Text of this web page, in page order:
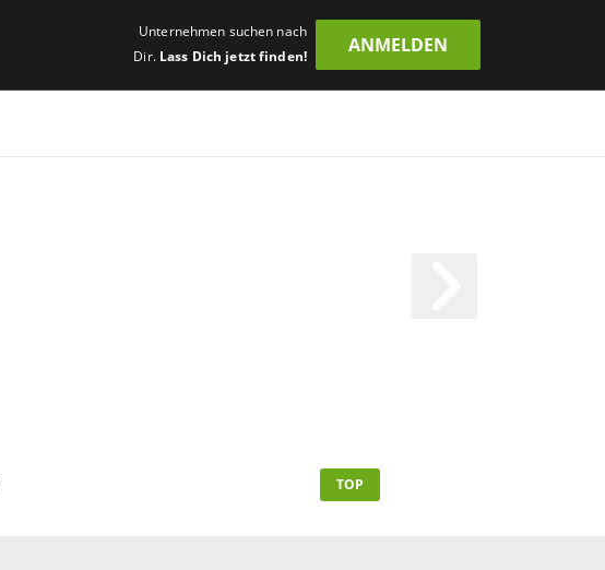
Unternehmen suchen nach
Dir. Lass Dich jetzt finden!
ANMELDEN
TOP